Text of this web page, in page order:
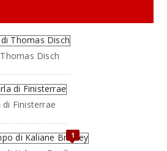
Disch
Finisterrae
1